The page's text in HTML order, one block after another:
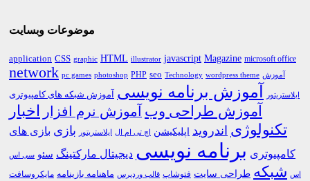
موضوعات وبسایت
application CSS graphic HTML illustrator javascript Magazine microsoft office
network pc games photoshop PHP seo Technology wordpress theme آموزش
ایلاستریتور آموزش برنامه نویسی آموزش شبکه های کامپیوتری
آموزش طراحی وب آموزش نرم افزار اخبار
تکنولوژی اندروید اپلیکیشن اچ تی ام ال ایلاستریتور بازی بازی های
کامپیوتری برنامه نویسی دیجیتال مارکتینگ سئو سی اس
اس شبکه طراحی سایت فتوشاپ قالب وردپرس ماهنامه بازینامه مایکروسافت